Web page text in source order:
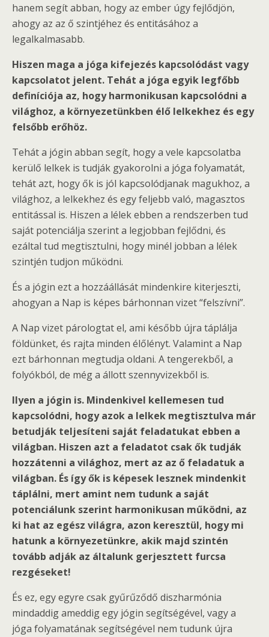
hanem segít abban, hogy az ember úgy fejlődjön,
ahogy az az ő szintjéhez és entitásához a
legalkalmasabb.
Hiszen maga a jóga kifejezés kapcsolódást vagy
kapcsolatot jelent. Tehát a jóga egyik legfőbb
definíciója az, hogy harmonikusan kapcsolódni a
világhoz, a környezetünkben élő lelkekhez és egy
felsőbb erőhöz.
Tehát a jógin abban segít, hogy a vele kapcsolatba
kerülő lelkek is tudják gyakorolni a jóga folyamatát,
tehát azt, hogy ők is jól kapcsolódjanak magukhoz, a
világhoz, a lelkekhez és egy feljebb való, magasztos
entitással is. Hiszen a lélek ebben a rendszerben tud
saját potenciálja szerint a legjobban fejlődni, és
ezáltal tud megtisztulni, hogy minél jobban a lélek
szintjén tudjon működni.
És a jógin ezt a hozzáállását mindenkire kiterjeszti,
ahogyan a Nap is képes bárhonnan vizet “felszívni”.
A Nap vizet párologtat el, ami később újra táplálja
földünket, és rajta minden élőlényt. Valamint a Nap
ezt bárhonnan megtudja oldani. A tengerekből, a
folyókból, de még a állott szennyvizekből is.
Ilyen a jógin is. Mindenkivel kellemesen tud
kapcsolódni, hogy azok a lelkek megtisztulva már
betudják teljesíteni saját feladatukat ebben a
világban. Hiszen azt a feladatot csak ők tudják
hozzátenni a világhoz, mert az az ő feladatuk a
világban. És így ők is képesek lesznek mindenkit
táplálni, mert amint nem tudunk a saját
potenciálunk szerint harmonikusan működni, az
ki hat az egész világra, azon keresztül, hogy mi
hatunk a környezetünkre, akik majd szintén
tovább adják az általunk gerjesztett furcsa
rezgéseket!
És ez, egy egyre csak gyűrűződő diszharmónia
mindaddig ameddig egy jógin segítségével, vagy a
jóga folyamatának segítségével nem tudunk újra